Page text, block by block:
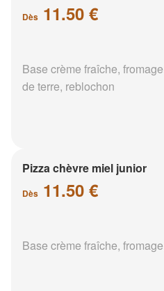
Dès 11.50 €
Base crème fraîche,
de terre, reblochon
Pizza chèvre miel junior
Dès 11.50 €
Base crème fraîche,